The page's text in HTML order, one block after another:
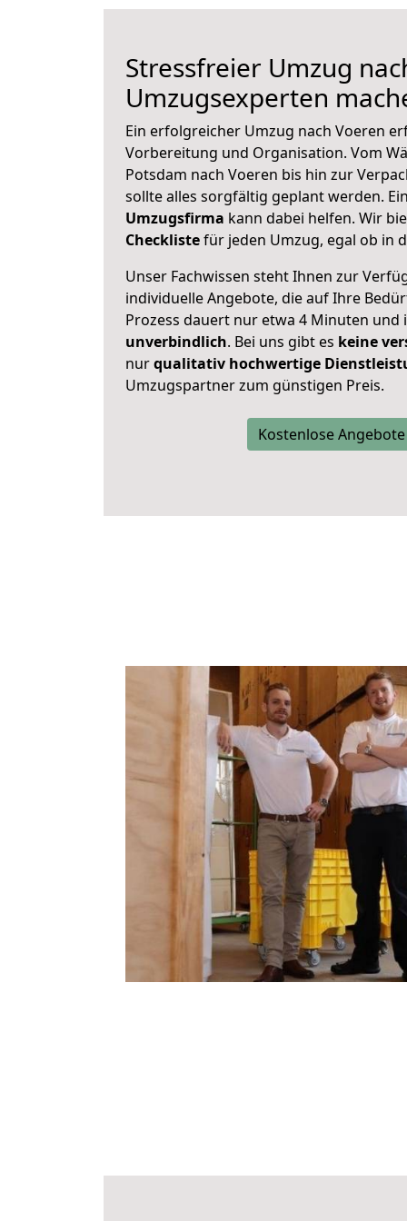
Stressfreier Umzug
Umzugsexperten
Ein erfolgreicher Umzug nach Voeren
Vorbereitung und Organisation. Vom
Potsdam nach Voeren bis hin zur
sollte alles sorgfältig geplant werden.
Umzugsfirma kann dabei helfen. Wir
Checklistefür jeden Umzug, egal ob in
Unser Fachwissen steht Ihnen zur
individuelle Angebote, die auf Ihre
Prozess dauert nur etwa 4 Minuten und
unverbindlich. Bei uns gibt es keine
nurqualitativ hochwertige
Umzugspartner zum günstigen Preis.
Kostenlose